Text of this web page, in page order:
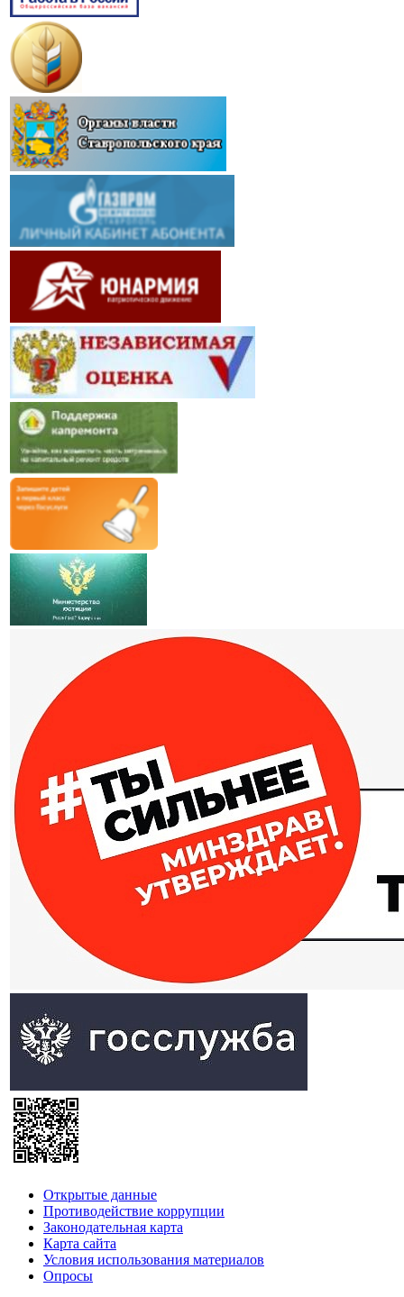
Открытые данные
Противодействие коррупции
Законодательная карта
Карта сайта
Условия использования материалов
Опросы